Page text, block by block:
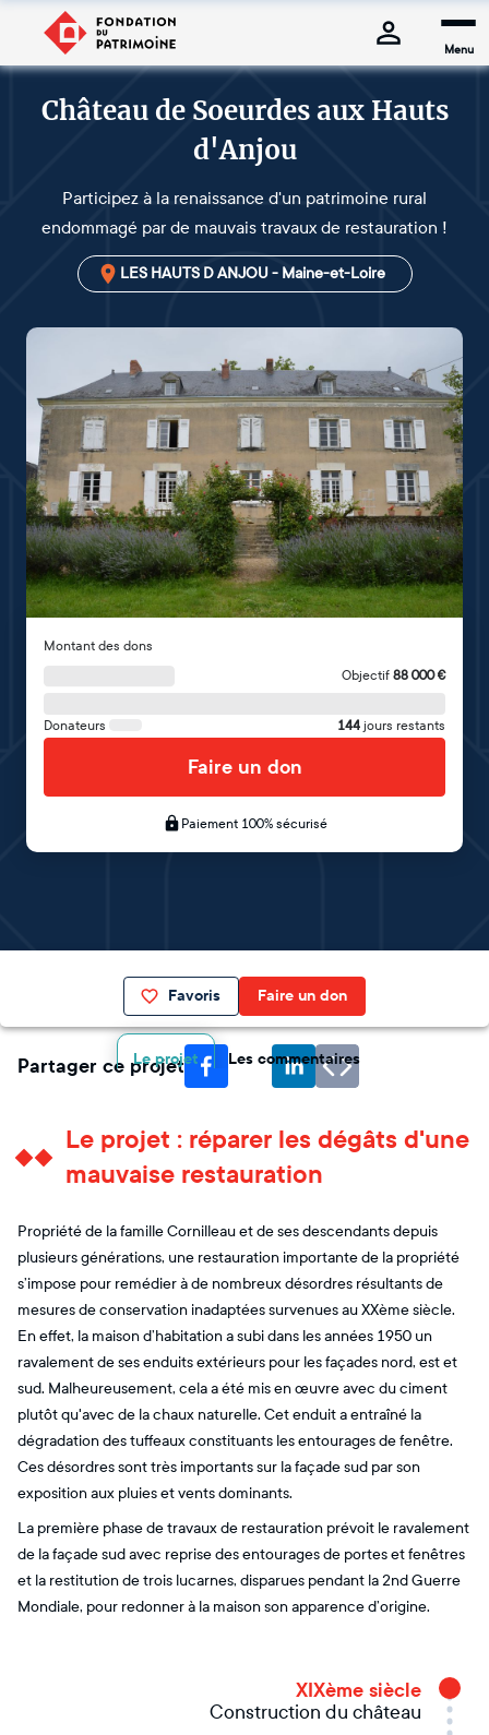
Menu
Château de Soeurdes aux Hauts
d'Anjou
Participez à la renaissance d'un patrimoine rural
endommagé par de mauvais travaux de restauration !
LES HAUTS D ANJOU - Maine-et-Loire
Montant des dons
Objectif 88 000€
Donateurs 144 jours restants
Faire un don
Paiement 100% sécurisé
Favoris Faire un don
Le projet Les commentaires
Partager ce projet
Le projet : réparer les dégâts d'une
mauvaise restauration
Propriété de la famille Cornilleau et de ses descendants depuis
plusieurs générations, une restauration importante de la propriété
s’impose pour remédier à de nombreux désordres résultants de
mesures de conservation inadaptées survenues au XXème siècle.
En effet, la maison d’habitation a subi dans les années 1950 un
ravalement de ses enduits extérieurs pour les façades nord, est et
sud. Malheureusement, cela a été mis en œuvre avec du ciment
plutôt qu'avec de la chaux naturelle. Cet enduit a entraîné la
dégradation des tuffeaux constituants les entourages de fenêtre.
Ces désordres sont très importants sur la façade sud par son
exposition aux pluies et vents dominants.
La première phase de travaux de restauration prévoit le ravalement
de la façade sud avec reprise des entourages de portes et fenêtres
et la restitution de trois lucarnes, disparues pendant la 2nd Guerre
Mondiale, pour redonner à la maison son apparence d’origine.
XIXème siècle
Construction du château